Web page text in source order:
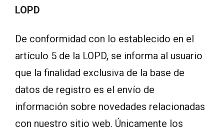
LOPD
De conformidad con lo establecido en el
artículo 5 de la LOPD, se informa al usuario
que la finalidad exclusiva de la base de
datos de registro es el envío de
información sobre novedades relacionadas
con nuestro sitio web. Únicamente los